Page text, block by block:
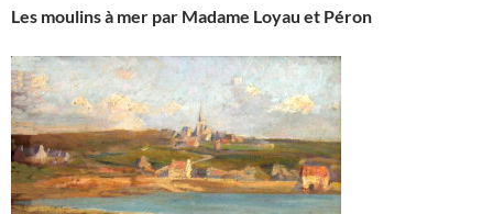
Les moulins à mer par Madame Loyau et Péron